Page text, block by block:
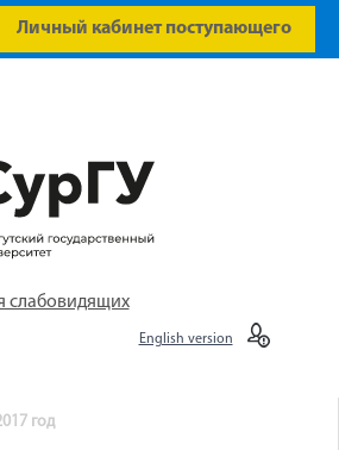
Личный кабинет поступающего
слабовидящих
English version
год